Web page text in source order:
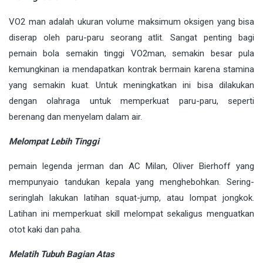
VO2 man adalah ukuran volume maksimum oksigen yang bisa
diserap oleh paru-paru seorang atlit. Sangat penting bagi
pemain bola semakin tinggi VO2man, semakin besar pula
kemungkinan ia mendapatkan kontrak bermain karena stamina
yang semakin kuat. Untuk meningkatkan ini bisa dilakukan
dengan olahraga untuk memperkuat paru-paru, seperti
berenang dan menyelam dalam air.
Melompat Lebih Tinggi
pemain legenda jerman dan AC Milan, Oliver Bierhoff yang
mempunyaio tandukan kepala yang menghebohkan. Sering-
seringlah lakukan latihan squat-jump, atau lompat jongkok.
Latihan ini memperkuat skill melompat sekaligus menguatkan
otot kaki dan paha.
Melatih Tubuh Bagian Atas